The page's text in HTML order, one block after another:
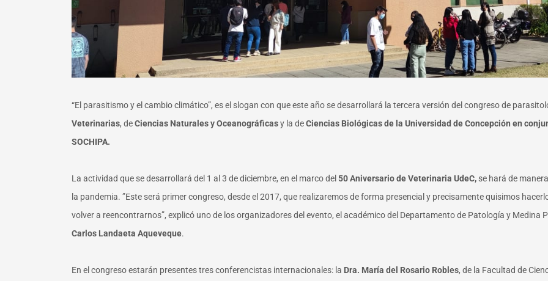
“El parasitismo y el cambio climático”, es el slogan con que este año se desarrollará la tercera versión del congreso de
Veterinarias, deCiencias Naturales y Oceanográficasy la deCiencias Biológicas de la Universidad de Concepción en
SOCHIPA.
La actividad que se desarrollará del 1 al 3 de diciembre, en el marco del 50 Aniversario de Veterinaria UdeC, se hará de
la pandemia. ”Este será primer congreso, desde el 2017, que realizaremos de forma presencial y precisamente quisimos
volver a reencontrarnos”, explicó uno de los organizadores del evento, el académico del Departamento de Patología y Medina
Carlos Landaeta Aqueveque.
En el congreso estarán presentes tres conferencistas internacionales: la Dra. María del Rosario Robles, de la Facultad de